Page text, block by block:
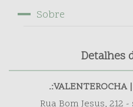
Sobre
Detalhes
.:VALENTEROCHA
Rua Bom Jesus, 212